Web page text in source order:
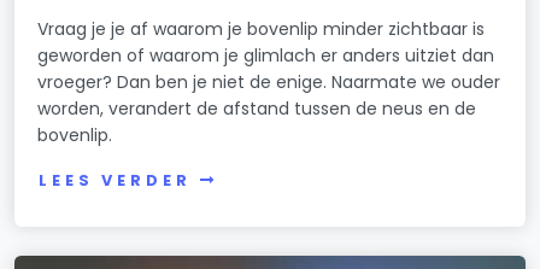
Vraag je je af waarom je bovenlip minder zichtbaar is
geworden of waarom je glimlach er anders uitziet dan
vroeger? Dan ben je niet de enige. Naarmate we ouder
worden, verandert de afstand tussen de neus en de
bovenlip.
LEES VERDER